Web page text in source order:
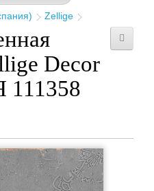
Zellige
Decor